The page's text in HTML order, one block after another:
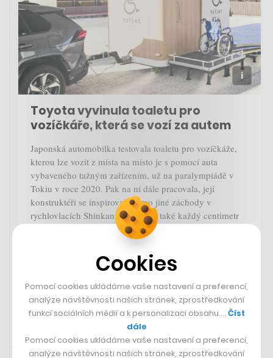
Toyota vyvinula toaletu pro
vozíčkáře, která se vozí za autem
Japonská automobilka testovala toaletu pro vozíčkáže,
kterou lze vozit z místa na místo je s pomocí auta
vybaveného tažným zařízením, už na paralympiádě v
Tokiu v roce 2020. Pak na ní dále pracovala, její
konstruktéři se inspirovali mimo jiné záchody v
rychlovlacích Shinkanzen, kde se také každý centimetr
počítá. Aktuální verze mobilní toalety se představila na
závodech WRC. Toaleta obsahuje rampu nebo o 360
stupňů otáčecí mísu.Cookies
Pomocí cookies ukládáme vaše nastavení a preferencí,
analýze návštěvnosti našich stránek, zprostředkování
funkcí sociálních médií a k personalizaci obsahu … Číst
dále
Pomocí cookies ukládáme vaše nastavení a preferencí,
analýze návštěvnosti našich stránek, zprostředkování